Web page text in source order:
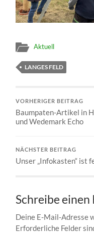
Aktuell
LANGES FELD
VORHERIGER BEITRAG
Baumpaten-Artikel in
und Wedemark Echo
NÄCHSTER BEITRAG
Unser „Infokasten“ ist
Schreibe
Deine E-Mail-Adresse
Erforderliche Felder